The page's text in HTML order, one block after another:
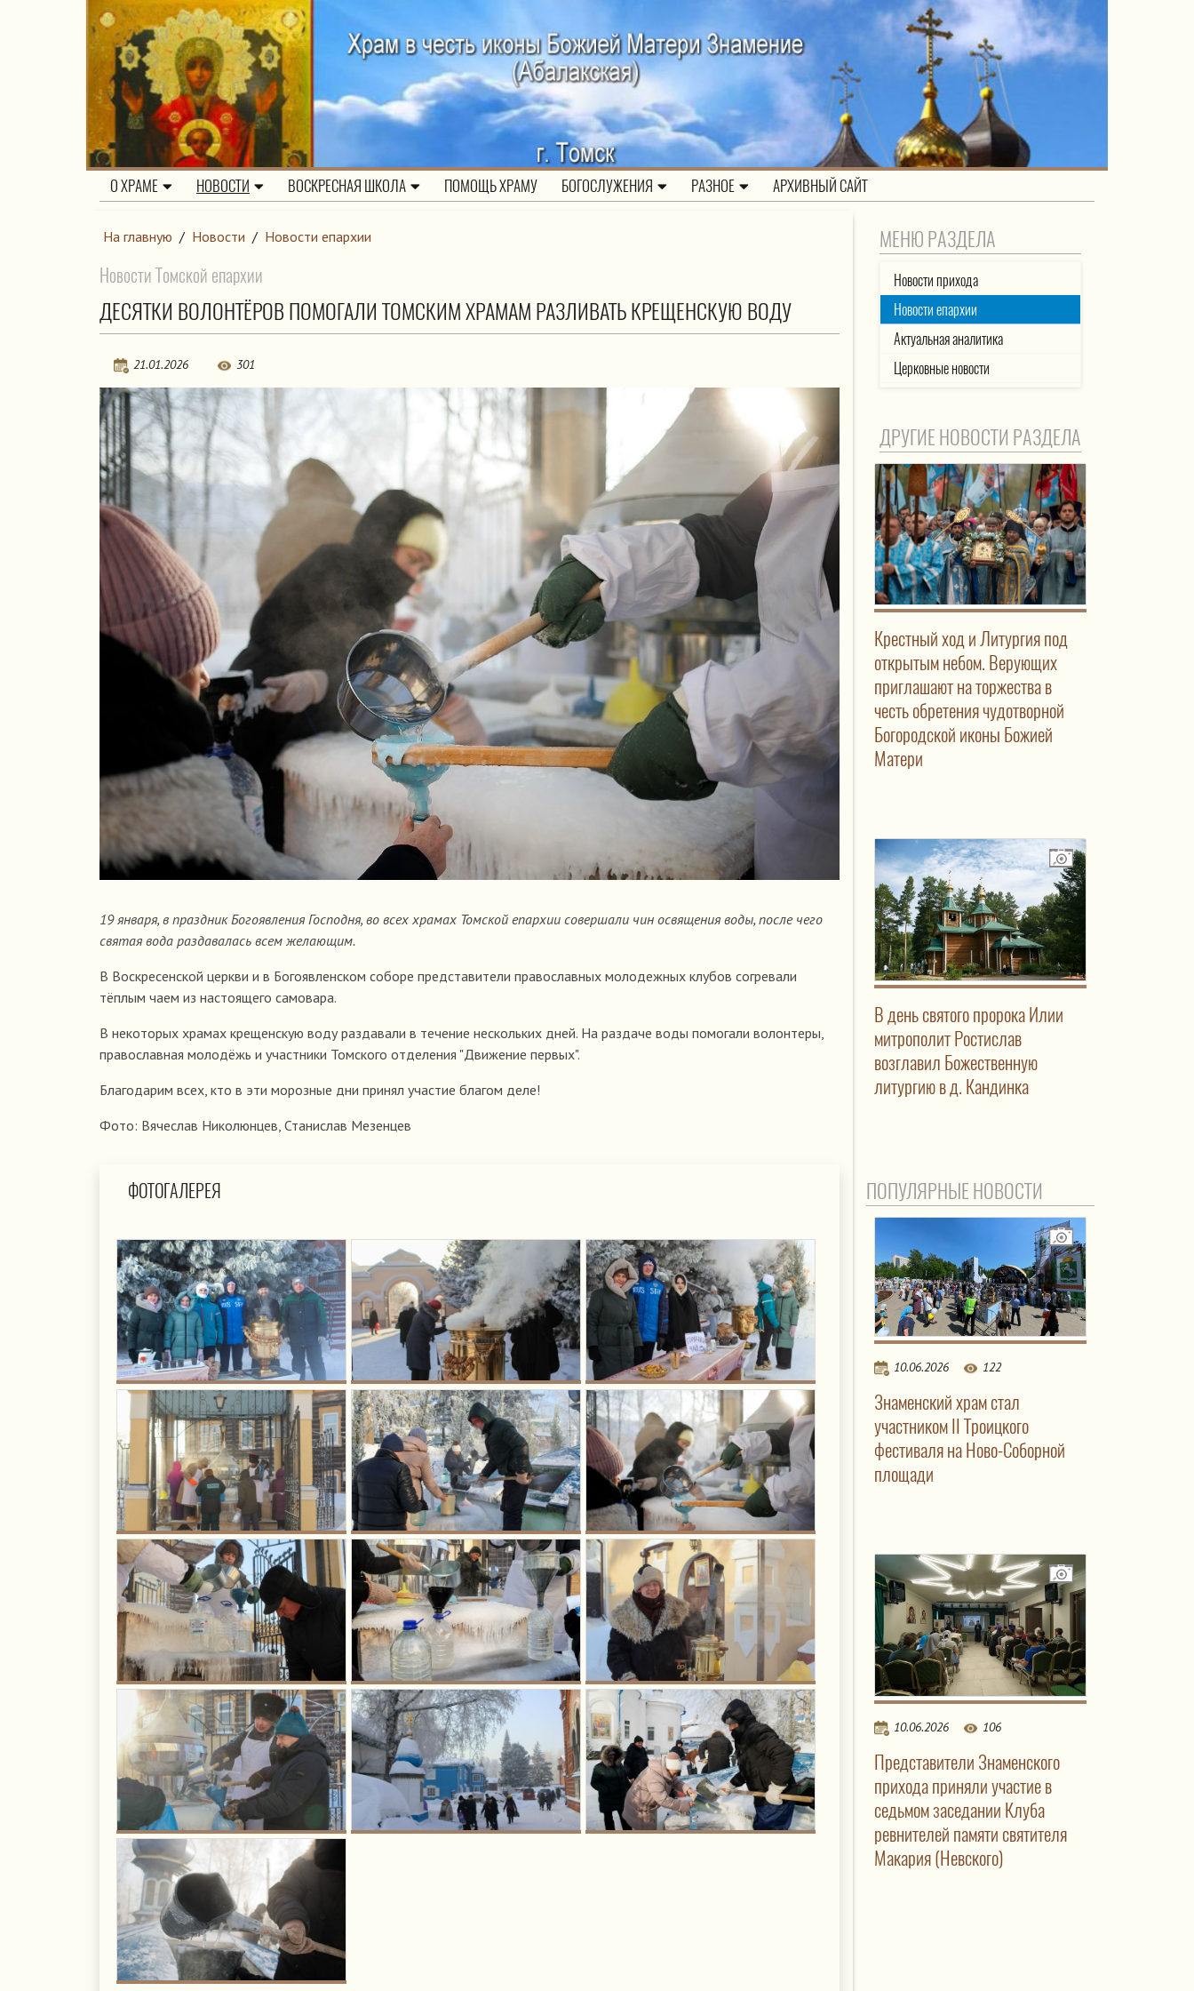
О ХРАМЕ НОВОСТИ ВОСКРЕСНАЯ ШКОЛА ПОМОЩЬ ХРАМУ БОГОСЛУЖЕНИЯ РАЗНОЕ АРХИВНЫЙ САЙТ
На главную / Новости / Новости епархии
Новости Томской епархии
ДЕСЯТКИ ВОЛОНТЁРОВ ПОМОГАЛИ ТОМСКИМ ХРАМАМ РАЗЛИВАТЬ КРЕЩЕНСКУЮ ВОДУ
21.01.2026 301
19 января, в праздник Богоявления Господня, во всех храмах Томской епархии совершали чин освящения воды, после чего
святая вода раздавалась всем желающим.
В Воскресенской церкви и в Богоявленском соборе представители православных молодежных клубов согревали
тёплым чаем из настоящего самовара.
В некоторых храмах крещенскую воду раздавали в течение нескольких дней. На раздаче воды помогали волонтеры,
православная молодёжь и участники Томского отделения "Движение первых".
Благодарим всех, кто в эти морозные дни принял участие благом деле!
Фото: Вячеслав Николюнцев, Станислав Мезенцев
ФОТОГАЛЕРЕЯ
МЕНЮ РАЗДЕЛА
Новости прихода
Новости епархии
Актуальная аналитика
Церковные новости
ДРУГИЕ НОВОСТИ РАЗДЕЛА
Крестный ход и Литургия под
открытым небом. Верующих
приглашают на торжества в
честь обретения чудотворной
Богородской иконы Божией
Матери
В день святого пророка Илии
митрополит Ростислав
возглавил Божественную
литургию в д. Кандинка
ПОПУЛЯРНЫЕ НОВОСТИ
10.06.2026 122
Знаменский храм стал
участником II Троицкого
фестиваля на Ново-Соборной
площади
10.06.2026 106
Представители Знаменского
прихода приняли участие в
седьмом заседании Клуба
ревнителей памяти святителя
Макария (Невского)